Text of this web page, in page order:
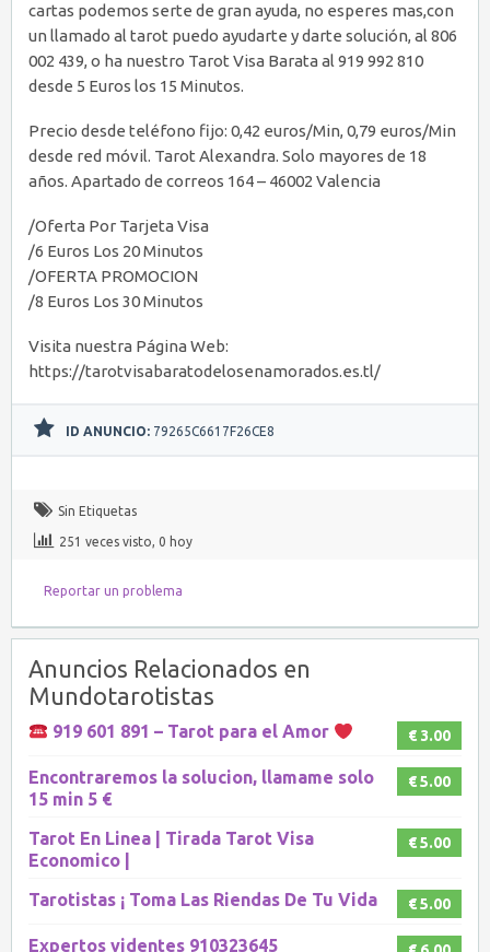
cartas podemos serte de gran ayuda, no esperes mas,con
un llamado al tarot puedo ayudarte y darte solución, al 806
002 439, o ha nuestro Tarot Visa Barata al 919 992 810
desde 5 Euros los 15 Minutos.
Precio desde teléfono fijo: 0,42 euros/Min, 0,79 euros/Min
desde red móvil. Tarot Alexandra. Solo mayores de 18
años. Apartado de correos 164 – 46002 Valencia
/Oferta Por Tarjeta Visa
/6 Euros Los 20 Minutos
/OFERTA PROMOCION
/8 Euros Los 30 Minutos
Visita nuestra Página Web:
https://tarotvisabaratodelosenamorados.es.tl/
ID ANUNCIO: 79265C6617F26CE8
Sin Etiquetas
251 veces visto, 0 hoy
Reportar un problema
Anuncios Relacionados en
Mundotarotistas
€ 3.00
919 601 891 – Tarot para el Amor
€ 5.00
Encontraremos la solucion, llamame solo
15 min 5 €
€ 5.00
Tarot En Linea | Tirada Tarot Visa
Economico |
€ 5.00
Tarotistas ¡ Toma Las Riendas De Tu Vida
Expertos videntes 910323645